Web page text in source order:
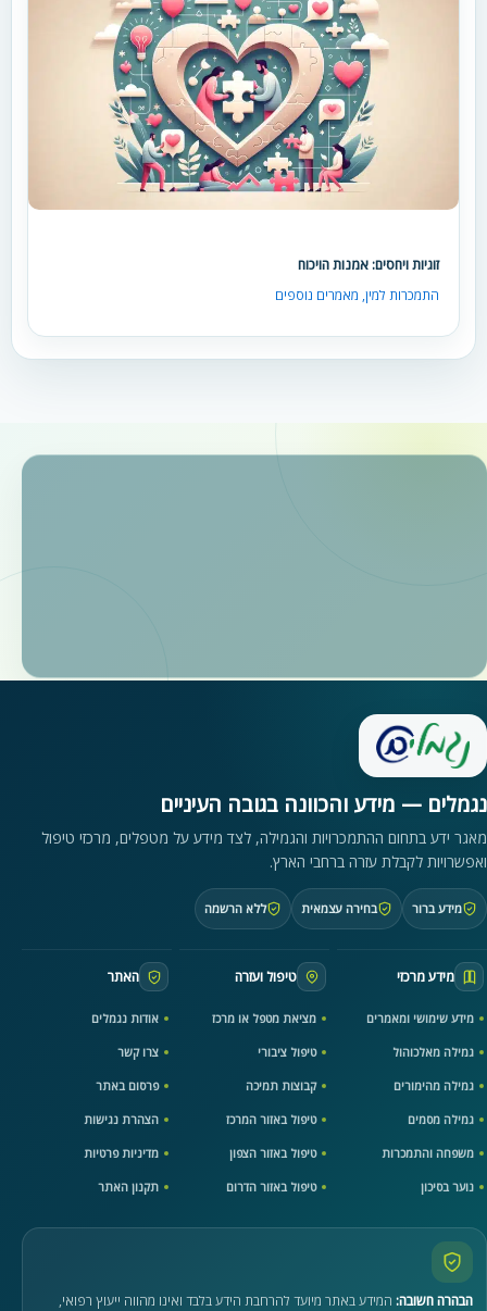
זוגיות ויחסים: אמנות הויכוח
התמכרות למין, מאמרים נוספים
נגמלים — מידע והכוונה בגובה העיניים
מאגר ידע בתחום ההתמכרויות והגמילה, לצד מידע על מטפלים, מרכזי טיפול
ואפשרויות לקבלת עזרה ברחבי הארץ.
מידע ברור בחירה עצמאית ללא הרשמה
מידע מרכזי
מידע שימושי ומאמרים
גמילה מאלכוהול
גמילה מהימורים
גמילה מסמים
משפחה והתמכרות
נוער בסיכון
טיפול ועזרה
מציאת מטפל או מרכז
טיפול ציבורי
קבוצות תמיכה
טיפול באזור המרכז
טיפול באזור הצפון
טיפול באזור הדרום
האתר
אודות נגמלים
צרו קשר
פרסום באתר
הצהרת נגישות
מדיניות פרטיות
תקנון האתר
הבהרה חשובה: המידע באתר מיועד להרחבת הידע בלבד ואינו מהווה ייעוץ רפואי,